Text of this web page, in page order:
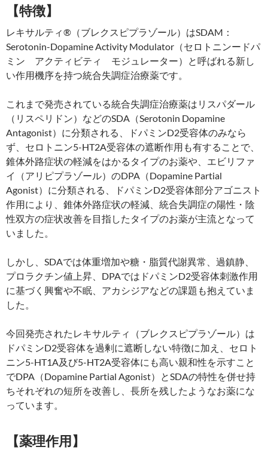
【特徴】
レキサルティ®（ブレクスピプラゾール）はSDAM：
Serotonin-Dopamine Activity Modulator（セロトニンードパ
ミン アクティビティ モジュレーター）と呼ばれる新し
い作用機序を持つ統合失調症治療薬です。
これまで発売されている統合失調症治療薬はリスパダール
（リスペリドン）などのSDA（Serotonin Dopamine
Antagonist）に分類される、ドパミンD2受容体のみなら
ず、セロトニン5-HT2A受容体の遮断作用も有することで、
錐体外路症状の軽減をはかるタイプのお薬や、エビリファ
イ（アリピプラゾール）のDPA（Dopamine Partial
Agonist）に分類される、ドパミンD2受容体部分アゴニスト
作用により、錐体外路症状の軽減、統合失調症の陽性・陰
性双方の症状改善を目指したタイプのお薬が主流となって
いました。
しかし、SDAでは体重増加や糖・脂質代謝異常、過鎮静、
プロラクチン値上昇、DPAではドパミンD2受容体刺激作用
に基づく興奮や不眠、アカシジアなどの課題も抱えていま
した。
今回発売されたレキサルティ（ブレクスピプラゾール）は
ドパミンD2受容体を過剰に遮断しない特徴に加え、セロト
ニン5-HT1A及び5-HT2A受容体にも高い親和性を示すこと
でDPA（Dopamine Partial Agonist）とSDAの特性を併せ持
ちそれぞれの短所を改善し、長所を残したようなお薬にな
っています。
【薬理作用】